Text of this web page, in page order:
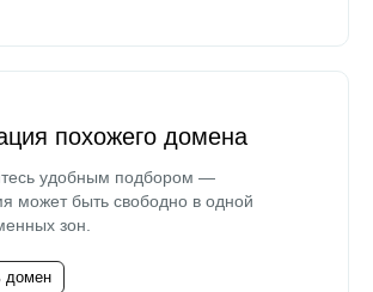
похожего домена
удобным подбором —
может быть свободно в одной
зон.
домен